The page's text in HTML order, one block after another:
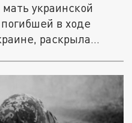
украинской
в ходе
раскрыла...